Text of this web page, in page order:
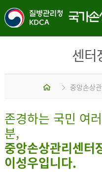
센터
중앙손상
존경하는 국민 여러
분,
중앙손상관리센터
이성우입니다.